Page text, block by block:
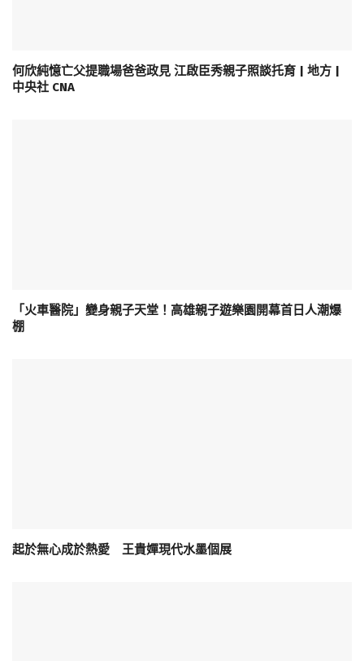
何欣純憶亡父提職場爸爸政見 江啟臣秀親子照談托育 | 地方 |
中央社 CNA
「火車醫院」變身親子天堂！高雄親子遊樂園開幕首日人潮爆
棚
起於無心成於熱愛 王貴嬋現代水墨個展